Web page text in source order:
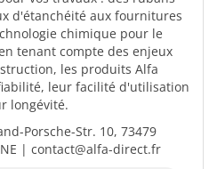
d'étanchéité aux fournitures
chimique pour le
tenant compte des enjeux
les produits Alfa
leur facilité d'utilisation
longévité.
Porsche-Str. 10, 73479
| contact@alfa-direct.fr